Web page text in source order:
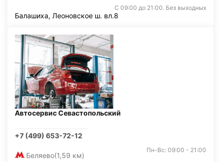
С 09:00 до 21:00. Без выходных
Балашиха, Леоновское ш. вл.8
Автосервис Севастопольский
+7 (499) 653-72-12
Беляево(1,59 км)
Пн-Вс: 09:00 - 21:00